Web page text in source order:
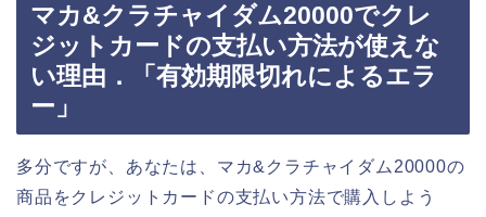
マカ&クラチャイダム20000でクレ
ジットカードの支払い方法が使えな
い理由．「有効期限切れによるエラ
ー」
多分ですが、あなたは、マカ&クラチャイダム20000の
商品をクレジットカードの支払い方法で購入しよう